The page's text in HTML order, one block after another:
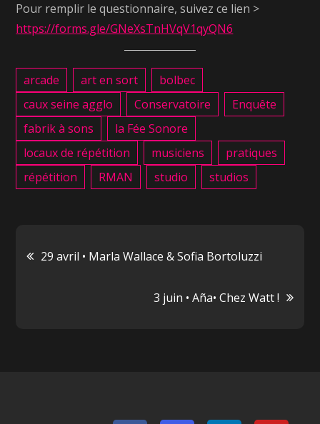
Pour remplir le questionnaire, suivez ce lien >
https://forms.gle/GNeXsTnHVqV1qyQN6
arcade art en sort
bolbec
caux seine agglo
Conservatoire
Enquête
fabrik à sons
la Fée Sonore
locaux de répétition
musiciens
pratiques
répétition
RMAN studio studios
Navigation
29 avril • Marla Wallace & Sofia Bortoluzzi
3 juin • Aña• Chez Watt !